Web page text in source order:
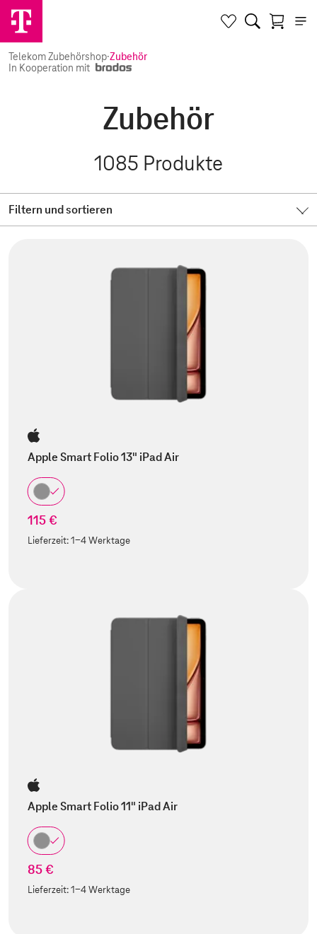
Telekom Zubehörshop·Zubehör
In Kooperation mit
Zubehör
1085 Produkte
Filtern und sortieren
Apple Smart Folio 13" iPad Air
115 €
Lieferzeit:1-4 Werktage
Apple Smart Folio 11" iPad Air
85 €
Lieferzeit:1-4 Werktage